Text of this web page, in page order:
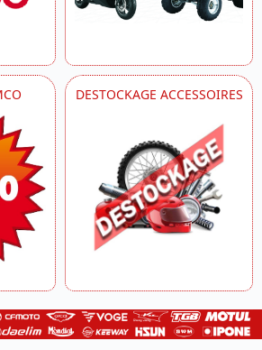
DESTOCKAGE ACCESSOIRES